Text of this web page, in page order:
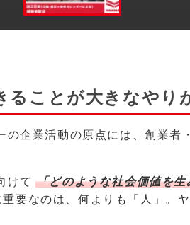
ることが大きなやり
企業活動の原点には、創業者
けて 「どのような社会価値を
要なのは、何よりも「人」。